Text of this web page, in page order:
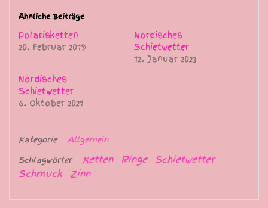
Ähnliche Beiträge
Polarisketten
20. Februar 2019
Nordisches
Schietwetter
12. Januar 2023
Nordisches
Schietwetter
6. Oktober 2021
Kategorie
Allgemein
Schlagwörter
Ketten Ringe
Schietwetter
Schmuck Zinn